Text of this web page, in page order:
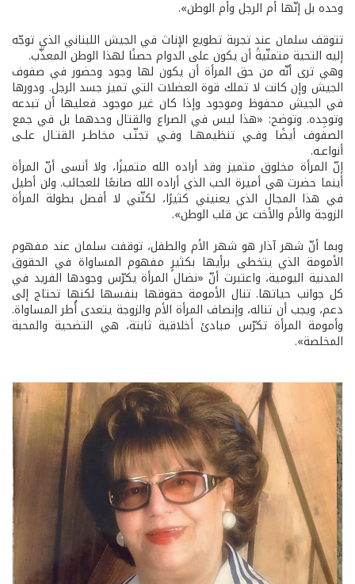
وحده بل إنّها أم الرجل وأم الوطن».
تتوقف سلمان عند تجربة تطويع الإناث في الجيش اللبناني الذي توجّه
إليه التحية متمنّيةً أن يكون على الدوام حصنًا لهذا الوطن المعذّب.
وهي ترى أنّه من حق المرأة أن يكون لها وجود وحضور في صفوف
الجيش وإن كانت لا تملك قوة العضلات التي تميز جسد الرجل. ودورها
في الجيش محفوظ وموجود وإذا كان غير موجود فعليها أن تبدعه
وتوجِده. وتوضح: «هذا ليس في الصراع والقتال وحدهما بل في جمع
الصفوف أيضًا وفـي تنظيمهـا وفـي تجنّـب مخاطـر القتـال علـى
أنواعـه.
إنّ المرأة مخلوق متميز وقد أراده الله متميزًا، ولا أنسى أنّ المرأة
أينما حضرت هي أميرة الحب الذي أراده الله صانعًا للعجائب. ولن أطيل
في هذا المجال الذي يعنيني كثيرًا، لكنّني لا أفصل بطولة المرأة
الزوجة والأم والأخت عن قلب الوطن».
وبما أنّ شهر آذار هو شهر الأم والطفل، توقفت سلمان عند مفهوم
الأمومة الذي يتخطى برأيها بكثيرٍ مفهوم المساواة في الحقوق
المدنية اليومية، واعتبرت أنّ «نضال المرأة يكرّس وجودها الفريد في
كل جوانب حياتها. تنال الأمومة حقوقها بنفسها لكنها تحتاج إلى
دعم، ويجب أن تناله، وإنصاف المرأة الأم والزوجة يتعدى أُطر المساواة.
وأمومة المرأة تكرّس مبادئ أخلاقية ثابتة، هي التضحية والمحبة
المخلصة».